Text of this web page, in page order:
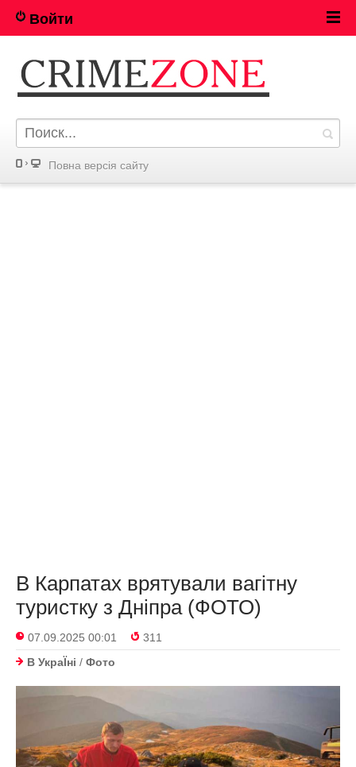
Войти
Повна версія сайту
В Карпатах врятували вагітну
туристку з Дніпра (ФОТО)
07.09.2025 00:01
311
В УкраЇнi / Фото